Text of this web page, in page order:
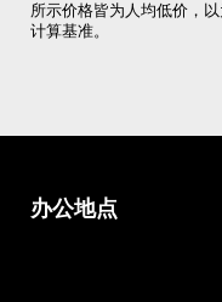
所示价格皆为人均低价，
计算基准。
办公地点